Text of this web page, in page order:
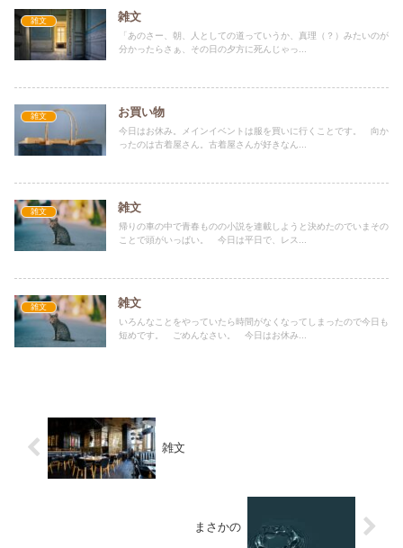
雑文 雑文
「あのさー、朝、人としての道っていうか、真理（？）みたいのが
分かったらさぁ、その日の夕方に死んじゃっ...
雑文 お買い物
今日はお休み。メインイベントは服を買いに行くことです。 向か
ったのは古着屋さん。古着屋さんが好きなん...
雑文 雑文
帰りの車の中で青春ものの小説を連載しようと決めたのでいまその
ことで頭がいっぱい。 今日は平日で、レス...
雑文 雑文
いろんなことをやっていたら時間がなくなってしまったので今日も
短めです。 ごめんなさい。 今日はお休み...
雑文
まさかの